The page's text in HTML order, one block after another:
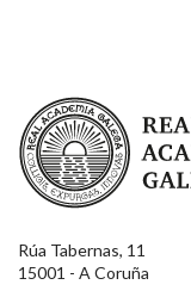
Real Academia Galega
Rúa Tabernas, 11
15001 - A Coruña